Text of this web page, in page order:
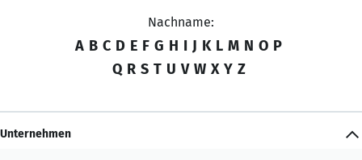
Nachname:
A B C D E F G H I J K L M N O P
Q R S T U V W X Y Z
Unternehmen